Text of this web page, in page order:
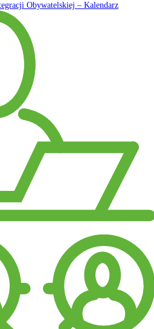
Obywatelskiej – Kalendarz